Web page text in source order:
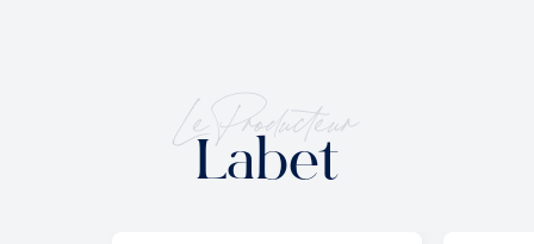
Le Producteur
Labet